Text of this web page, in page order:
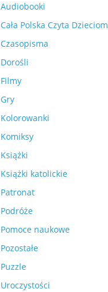
Audiobooki
Cała Polska Czyta Dzieciom
Czasopisma
Dorośli
Filmy
Gry
Kolorowanki
Komiksy
Książki
Książki katolickie
Patronat
Podróże
Pomoce naukowe
Pozostałe
Puzzle
Uroczystości